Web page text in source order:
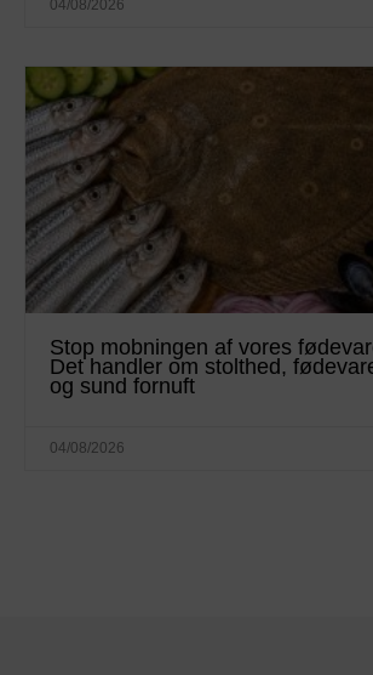
04/08/2026
Stop mobningen af vores
Det handler om stolthed,
og sund fornuft
04/08/2026